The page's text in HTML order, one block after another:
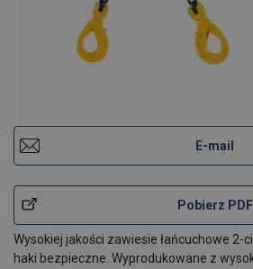
E-mail
Pobierz PDF
Wysokiej jakości zawiesie łańcuchowe 2-
haki bezpieczne. Wyprodukowane z